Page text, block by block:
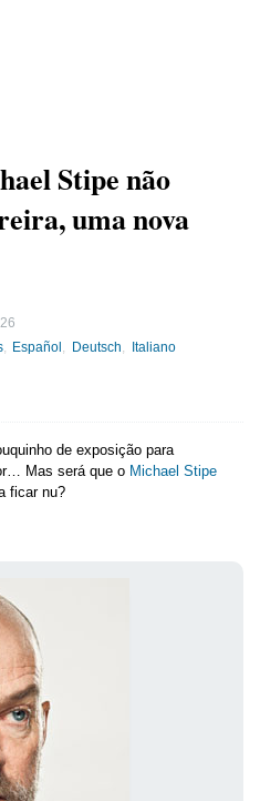
Stipe não
uma nova
Español Deutsch Italiano
de exposição para
Mas será que o Michael Stipe
ficar nu?